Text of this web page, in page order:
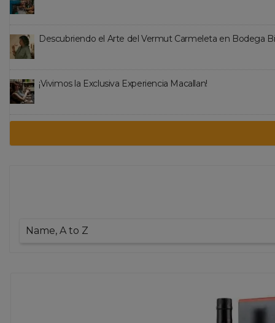
Descubriendo el Arte del Vermut Carmeleta en Bodega
¡Vivimos la Exclusiva Experiencia Macallan!
Name, A to Z